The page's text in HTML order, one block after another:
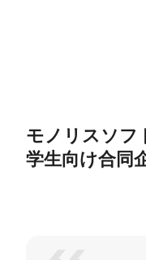
モノリスソフ
学生向け合同